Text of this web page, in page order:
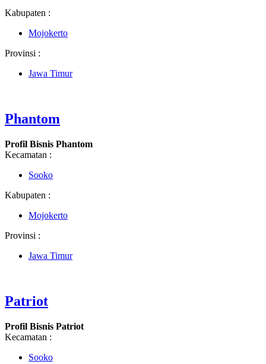
Kabupaten :
Mojokerto
Provinsi :
Jawa Timur
Phantom
Profil Bisnis Phantom
Kecamatan :
Sooko
Kabupaten :
Mojokerto
Provinsi :
Jawa Timur
Patriot
Profil Bisnis Patriot
Kecamatan :
Sooko